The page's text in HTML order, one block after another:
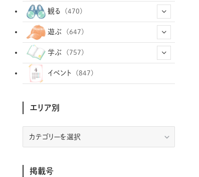
(12)
(36)
(9)
(33) (296)
(45)
(164)
(456)
(24)
(77)
観る (470)
(34)
(72)
(34)
(23) (83)
(44)
遊ぶ (647)
(14)
(9)
(29)
(1)
(2)
(1)
(17)
(5)
(78)
(52)
(333)
学ぶ (757)
(102)
(17)
(244)
(20)
イベント (847)
エリア別
別
掲載号